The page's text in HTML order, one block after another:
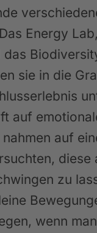
Energy
das
sie in die
auf
auf
diese
zu
wenn